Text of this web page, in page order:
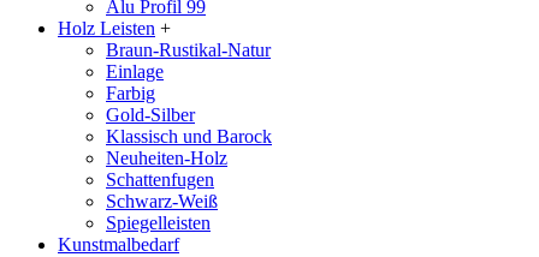
Alu Profil 99
Holz Leisten +
Braun-Rustikal-Natur
Einlage
Farbig
Gold-Silber
Klassisch und Barock
Neuheiten-Holz
Schattenfugen
Schwarz-Weiß
Spiegelleisten
Kunstmalbedarf